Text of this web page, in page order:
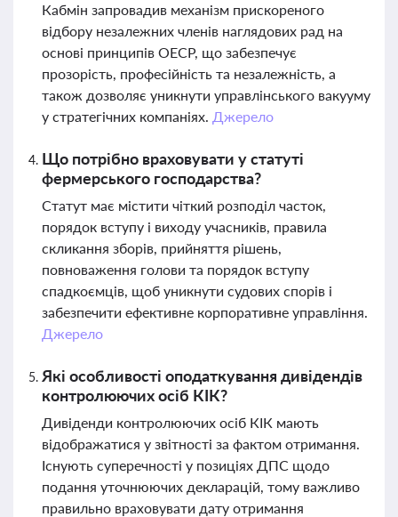
Кабмін запровадив механізм прискореного
відбору незалежних членів наглядових рад на
основі принципів ОЕСР, що забезпечує
прозорість, професійність та незалежність, а
також дозволяє уникнути управлінського вакууму
у стратегічних компаніях. Джерело
Що потрібно враховувати у статуті
фермерського господарства?
Статут має містити чіткий розподіл часток,
порядок вступу і виходу учасників, правила
скликання зборів, прийняття рішень,
повноваження голови та порядок вступу
спадкоємців, щоб уникнути судових спорів і
забезпечити ефективне корпоративне управління.
Джерело
Які особливості оподаткування дивідендів
контролюючих осіб КІК?
Дивіденди контролюючих осіб КІК мають
відображатися у звітності за фактом отримання.
Існують суперечності у позиціях ДПС щодо
подання уточнюючих декларацій, тому важливо
правильно враховувати дату отримання